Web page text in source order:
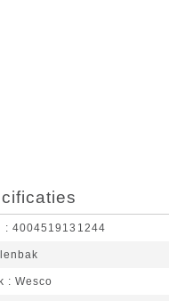
4004519131244
Wesco